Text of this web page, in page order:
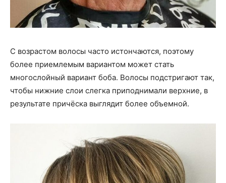
С возрастом волосы часто истончаются, поэтому
более приемлемым вариантом может стать
многослойный вариант боба. Волосы подстригают так,
чтобы нижние слои слегка приподнимали верхние, в
результате причёска выглядит более объемной.